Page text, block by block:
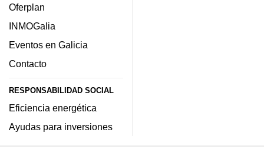
Oferplan
INMOGalia
Eventos en Galicia
Contacto
RESPONSABILIDAD SOCIAL
Eficiencia energética
Ayudas para inversiones